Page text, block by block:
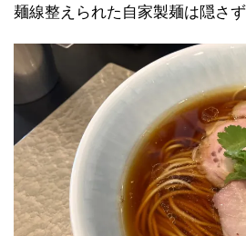
麺線整えられた自家製麺は隠さず